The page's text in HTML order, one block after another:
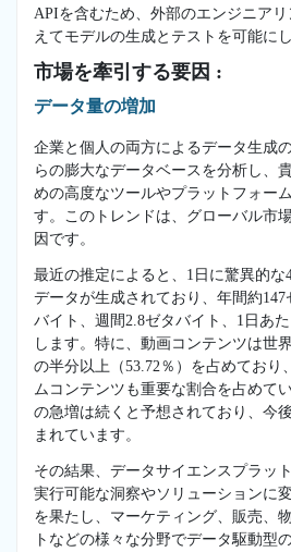
APIを含むため、外部のエンジニア
えてモデルの生成とテストを可能にし
市場を牽引する要因 :
データ量の増加
企業と個人の両方によるデータ生成
らの膨大なデータベースを分析し、
めの高度なツールやプラットフォー
す。このトレンドは、グローバル市
因です。
最近の推定によると、1日に驚異的な
データが生成されており、年間約147
バイト、週間2.8ゼタバイト、1日あ
します。特に、動画コンテンツは世
の半分以上（53.72％）を占めており
ムコンテンツも重要な割合を占めて
の急増は続くと予想されており、今
まれています。
その結果、データサイエンスプラッ
実行可能な洞察やソリューションに
を果たし、マーケティング、販売、
トなどの様々な分野でデータ駆動型